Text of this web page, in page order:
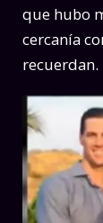
que hubo
cercanía
recuerdan.